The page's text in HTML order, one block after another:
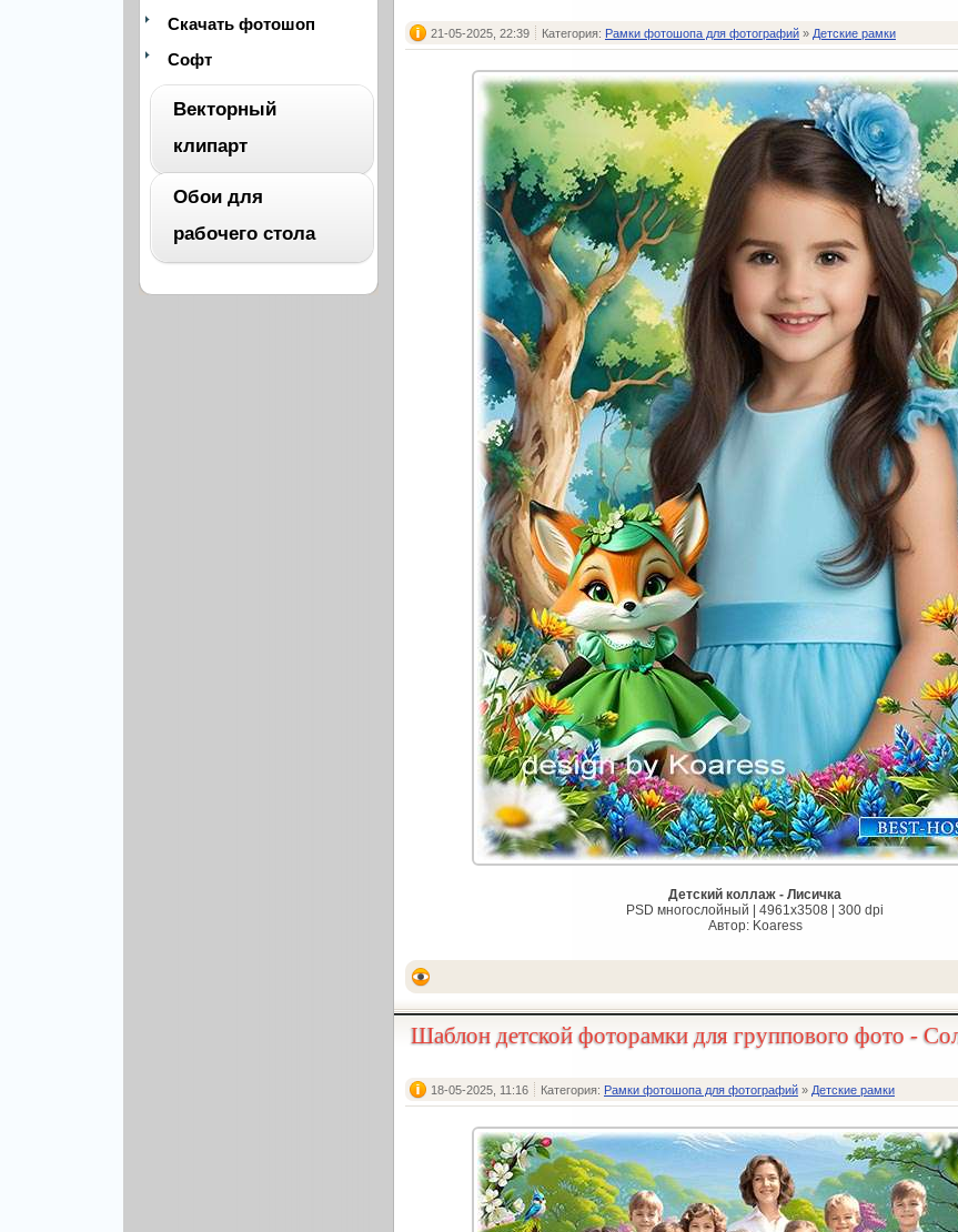
Скачать фотошоп
Софт
Векторный
клипарт
Архитектура
Обои для
рабочего стола
ВСЕ
21-05-2025, 22:39 Категория: Рамки фотошопа для фотографий » Детские рамки
Детский коллаж - Лисичка
PSD многослойный | 4961x3508 | 300 dpi
Автор: Koaress
Шаблон детской фоторамки для группового фото -
18-05-2025, 11:16 Категория: Рамки фотошопа для фотографий » Детские рамки